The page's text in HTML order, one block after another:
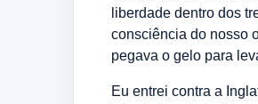
liberdade dentro dos
consciência do nosso
pegava o gelo para
Eu entrei contra a